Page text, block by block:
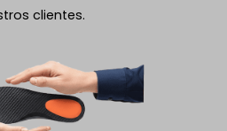
clientes.